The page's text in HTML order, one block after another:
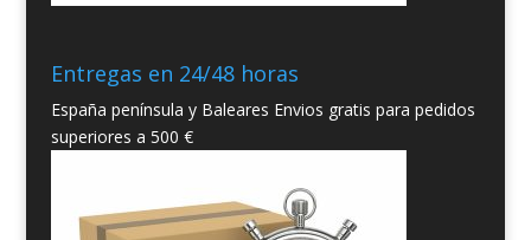
Entregas en 24/48 horas
España península y Baleares Envios gratis para pedidos
superiores a 500 €